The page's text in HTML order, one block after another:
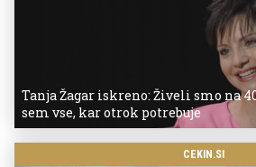
Tanja Žagar iskreno: Živeli smo na
sem vse, kar otrok potrebuje
CEKIN.SI